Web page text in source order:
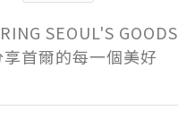
SEOUL'S GOODS
享首爾的每一個美好